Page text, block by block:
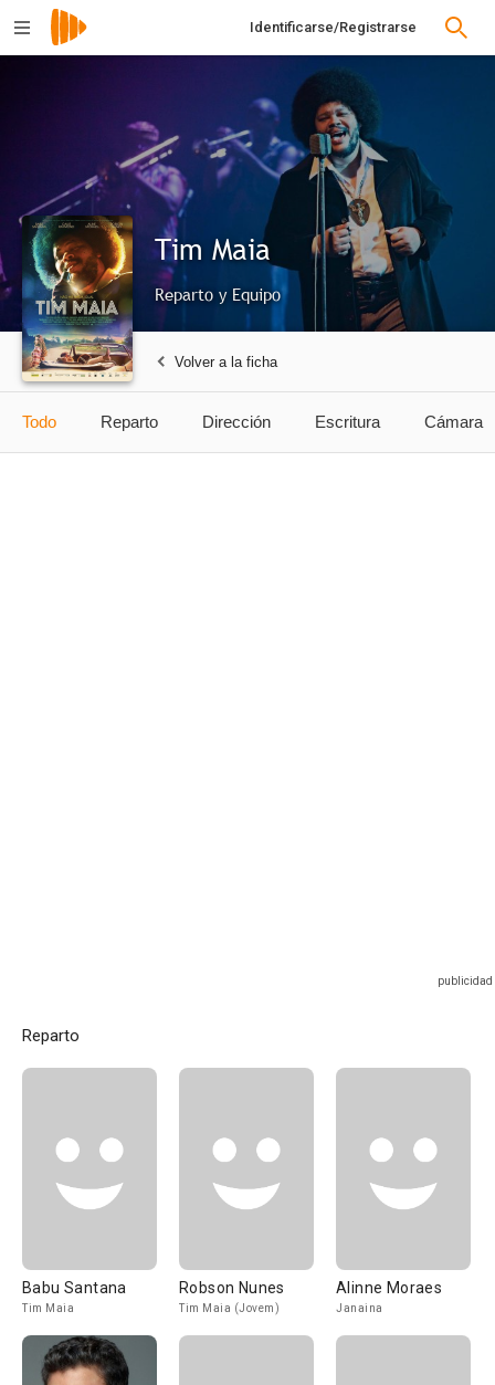
Identificarse/Registrarse
Tim Maia
Reparto y Equipo
Volver a la ficha
Todo Reparto Dirección Escritura Cámara
Reparto
Babu Santana
Tim Maia
Robson Nunes
Tim Maia (Jovem)
Alinne Moraes
Janaina